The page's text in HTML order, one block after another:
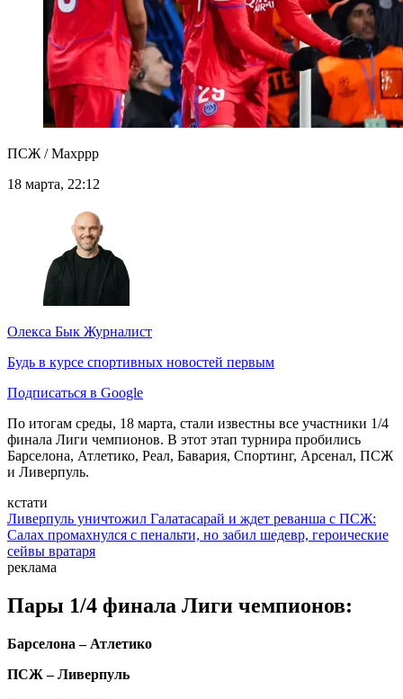
ПСЖ / Maxppp
18 марта, 22:12
Олекса Бык Журналист
Будь в курсе спортивных новостей первым
Подписаться в Google
По итогам среды, 18 марта, стали известны все участники 1/4
финала Лиги чемпионов. В этот этап турнира пробились
Барселона, Атлетико, Реал, Бавария, Спортинг, Арсенал, ПСЖ
и Ливерпуль.
кстати
Ливерпуль уничтожил Галатасарай и ждет реванша с ПСЖ:
Салах промахнулся с пенальти, но забил шедевр, героические
сейвы вратаря
реклама
Пары 1/4 финала Лиги чемпионов:
Барселона – Атлетико
ПСЖ – Ливерпуль